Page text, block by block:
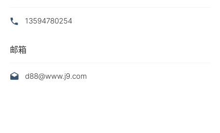
13594780254
邮箱
d88@www.j9.com